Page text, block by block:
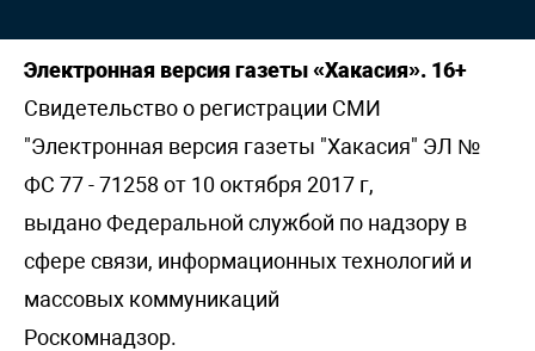
Электронная версия газеты «Хакасия». 16+
Свидетельство о регистрации СМИ
"Электронная версия газеты "Хакасия" ЭЛ №
ФС 77 - 71258 от 10 октября 2017 г,
выдано Федеральной службой по надзору в
сфере связи, информационных технологий и
массовых коммуникаций
Роскомнадзор.